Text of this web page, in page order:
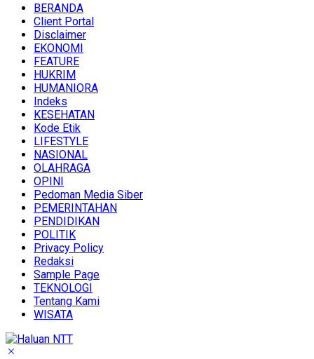
BERANDA
Client Portal
Disclaimer
EKONOMI
FEATURE
HUKRIM
HUMANIORA
Indeks
KESEHATAN
Kode Etik
LIFESTYLE
NASIONAL
OLAHRAGA
OPINI
Pedoman Media Siber
PEMERINTAHAN
PENDIDIKAN
POLITIK
Privacy Policy
Redaksi
Sample Page
TEKNOLOGI
Tentang Kami
WISATA